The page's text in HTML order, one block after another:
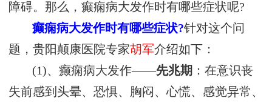
障碍。那么，癫痫病大发作时有哪些症状呢?
癫痫病大发作时有哪些症状?针对这个问
题，贵阳颠康医院专家胡军介绍如下：
(1)、癫痫病大发作——先兆期 ：在意识丧
失前感到头晕、恐惧、胸闷、心慌、感觉异常、